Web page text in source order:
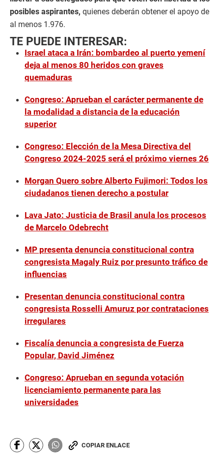
posibles aspirantes, quienes deberán obtener el apoyo de
al menos 1.976.
TE PUEDE INTERESAR:
Israel ataca a Irán: bombardeo al puerto yemení
deja al menos 80 heridos con graves
quemaduras
Congreso: Aprueban el carácter permanente de
la modalidad a distancia de la educación
superior
Congreso: Elección de la Mesa Directiva del
Congreso 2024-2025 será el próximo viernes 26
Morgan Quero sobre Alberto Fujimori: Todos los
ciudadanos tienen derecho a postular
Lava Jato: Justicia de Brasil anula los procesos
de Marcelo Odebrecht
MP presenta denuncia constitucional contra
congresista Magaly Ruiz por presunto tráfico de
influencias
Presentan denuncia constitucional contra
congresista Rosselli Amuruz por contrataciones
irregulares
Fiscalía denuncia a congresista de Fuerza
Popular, David Jiménez
Congreso: Aprueban en segunda votación
licenciamiento permanente para las
universidades
COPIAR ENLACE